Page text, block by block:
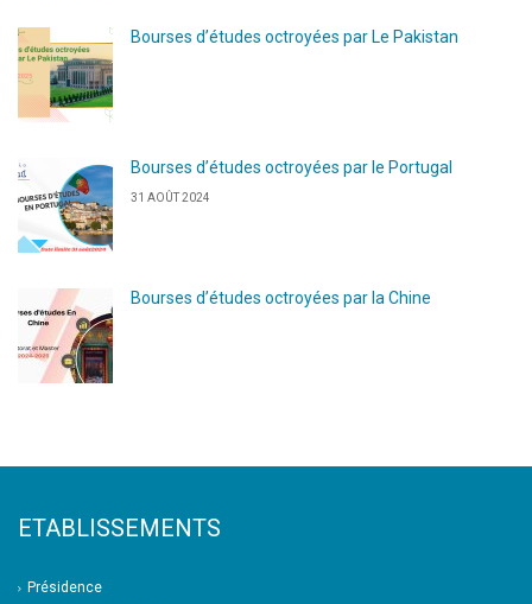
Bourses d’études octroyées par Le Pakistan
Bourses d’études octroyées par le Portugal
31 AOÛT 2024
Bourses d’études octroyées par la Chine
ETABLISSEMENTS
Présidence